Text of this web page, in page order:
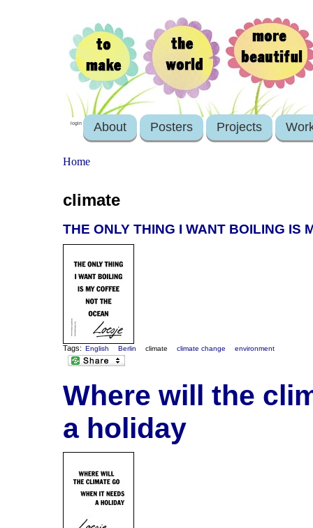
login About Posters Projects
Home
climate
THE ONLY THING I WANT BOILING IS
Tags: English Berlin climate climate change environment
Where will the
a holiday